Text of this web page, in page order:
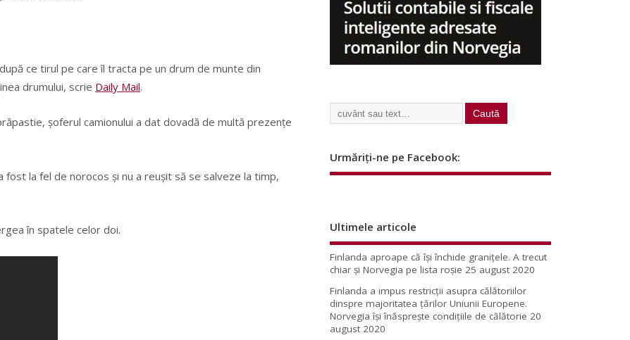
ce tirul pe care îl tracta pe un drum de munte din
drumului, scrie Daily Mail.
şoferul camionului a dat dovadă de multă prezenţe
la fel de norocos şi nu a reuşit să se salveze la timp,
în spatele celor doi.
Urmăriți-ne pe Facebook:
Ultimele articole
Finlanda aproape că își închide granițele. A trecut
chiar și Norvegia pe lista roșie 25 august 2020
Finlanda a impus restricţii asupra călătoriilor
dinspre majoritatea ţărilor Uniunii Europene.
Norvegia își înăsprește condițiile de călătorie 20
august 2020